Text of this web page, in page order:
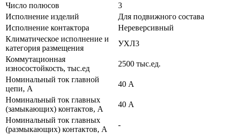
Число полюсов
3
Исполнение изделий
Для подвижного состава
Исполнение контактора
Нереверсивный
Климатическое исполнение и
категория размещения
УХЛ3
Коммутационная
износостойкость, тыс.ед
2500 тыс.ед.
Номинальный ток главной
цепи, А
40 А
Номинальный ток главных
(замыкающих) контактов, А
40 А
Номинальный ток главных
(размыкающих) контактов, А
-